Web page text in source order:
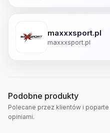
maxxxsport.pl
maxxxsport.pl
Podobne produkty
Polecane przez klientów i
opiniami.